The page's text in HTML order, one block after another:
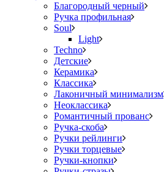
Благородный черный
Ручка профильная
Soul
Light
Techno
Детские
Керамика
Классика
Лаконичный минимализм
Неоклассика
Романтичный прованс
Ручка-скоба
Ручки рейлинги
Ручки торцевые
Ручки-кнопки